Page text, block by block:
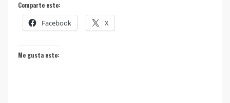
Comparte esto:
Facebook X
Me gusta esto: